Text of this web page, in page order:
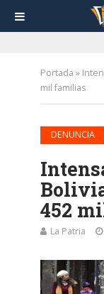
Portada »
mil familias
DENUNCIA
452
La Patria